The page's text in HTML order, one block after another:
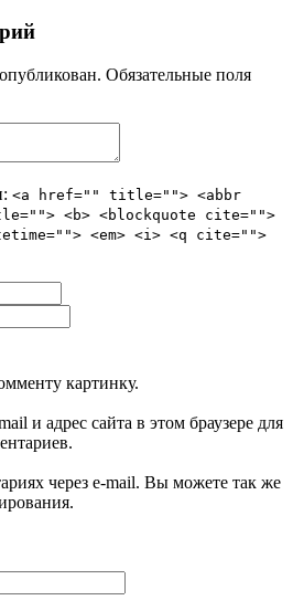
Обязательные поля
<a href="" title=""> <abbr
<b> <blockquote cite="">
<em> <i> <q cite="">
картинку.
и адрес сайта в этом браузере для
через e-mail. Вы можете так же